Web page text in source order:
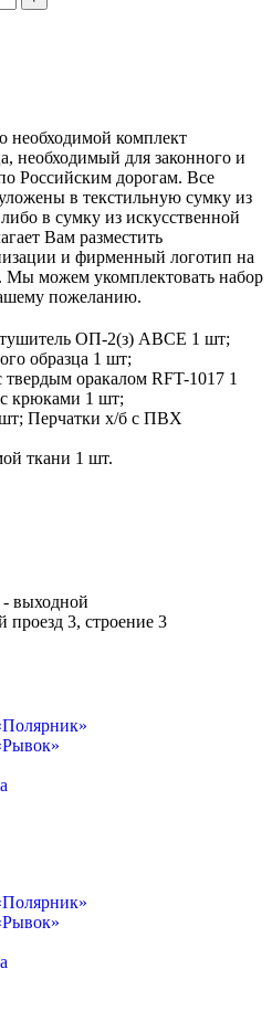
комплект
необходимый для законного и
Российским дорогам. Все
в текстильную сумку из
в сумку из искусственной
Вам разместить
и фирменный логотип на
Мы можем укомплектовать набор
пожеланию.
ОП-2(з) АВСЕ 1 шт;
образца 1 шт;
оракалом RFT-1017 1
крюками 1 шт;
Перчатки х/б с ПВХ
ткани 1 шт.
выходной
3, строение 3